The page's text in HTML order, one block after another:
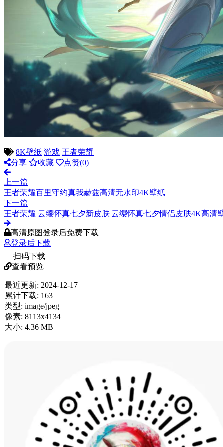
8K壁纸 游戏 王者荣耀
分享
收藏 点赞(0)
上一篇
王者荣耀百里守约真我赫兹高清无水印4K壁纸
下一篇
王者荣耀 云缨怀真七夕新皮肤 云缨怀真七夕情侣皮肤4K高清
高清原图登录后免费下载
登录后下载
扫码下载
查看预览
最近更新: 2024-12-17
累计下载: 163
类型: image/jpeg
像素: 8113x4134
大小: 4.36 MB